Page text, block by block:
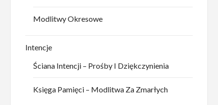
Modlitwy Okresowe
Intencje
Ściana Intencji – Prośby I Dziękczynienia
Księga Pamięci – Modlitwa Za Zmarłych